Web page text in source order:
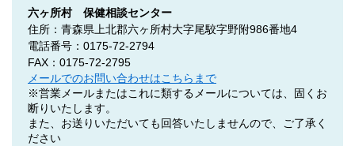
六ヶ所村 保健相談センター
住所：青森県上北郡六ヶ所村大字尾駮字野附986番地4
電話番号：0175-72-2794
FAX：0175-72-2795
メールでのお問い合わせはこちらまで
※営業メールまたはこれに類するメールについては、固くお
断りいたします。
また、お送りいただいても回答いたしませんので、ご了承く
ださい